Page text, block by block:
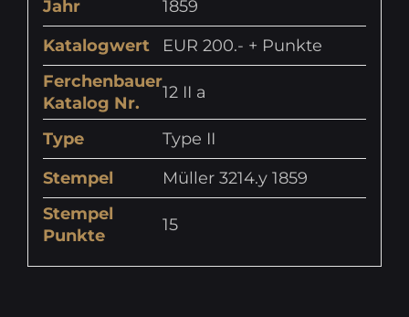
Jahr
1859
Katalogwert
EUR 200.- + Punkte
Ferchenbauer
Katalog Nr.
12 II a
Type
Type II
Stempel
Müller 3214.y 1859
Stempel
Punkte
15